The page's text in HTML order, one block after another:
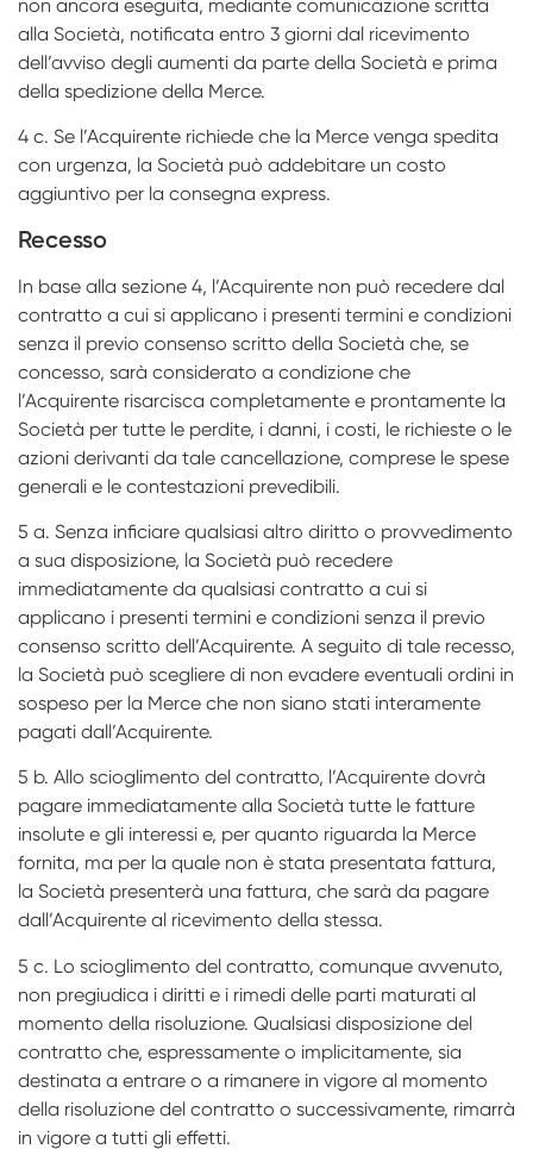
non ancora eseguita, mediante comunicazione scritta
alla Società, notificata entro 3 giorni dal ricevimento
dell’avviso degli aumenti da parte della Società e prima
della spedizione della Merce.
4 c. Se l’Acquirente richiede che la Merce venga spedita
con urgenza, la Società può addebitare un costo
aggiuntivo per la consegna express.
Recesso
In base alla sezione 4, l’Acquirente non può recedere dal
contratto a cui si applicano i presenti termini e condizioni
senza il previo consenso scritto della Società che, se
concesso, sarà considerato a condizione che
l’Acquirente risarcisca completamente e prontamente la
Società per tutte le perdite, i danni, i costi, le richieste o le
azioni derivanti da tale cancellazione, comprese le spese
generali e le contestazioni prevedibili.
5 a. Senza inficiare qualsiasi altro diritto o provvedimento
a sua disposizione, la Società può recedere
immediatamente da qualsiasi contratto a cui si
applicano i presenti termini e condizioni senza il previo
consenso scritto dell’Acquirente. A seguito di tale recesso,
la Società può scegliere di non evadere eventuali ordini in
sospeso per la Merce che non siano stati interamente
pagati dall’Acquirente.
5 b. Allo scioglimento del contratto, l’Acquirente dovrà
pagare immediatamente alla Società tutte le fatture
insolute e gli interessi e, per quanto riguarda la Merce
fornita, ma per la quale non è stata presentata fattura,
la Società presenterà una fattura, che sarà da pagare
dall’Acquirente al ricevimento della stessa.
5 c. Lo scioglimento del contratto, comunque avvenuto,
non pregiudica i diritti e i rimedi delle parti maturati al
momento della risoluzione. Qualsiasi disposizione del
contratto che, espressamente o implicitamente, sia
destinata a entrare o a rimanere in vigore al momento
della risoluzione del contratto o successivamente, rimarrà
in vigore a tutti gli effetti.